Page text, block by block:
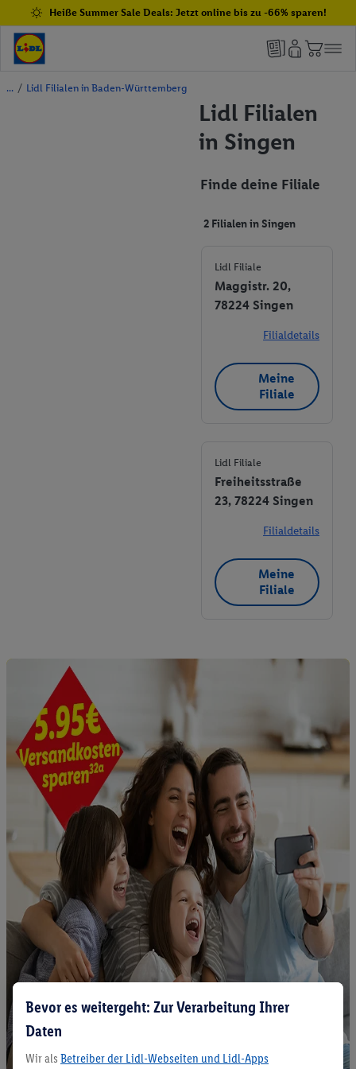
Heiße Summer Sale Deals: Jetzt online bis zu -66% sparen!
/ Lidl Filialen in Baden-Württemberg
Lidl Filialen
in Singen
Finde deine Filiale
2 Filialen in Singen
Lidl Filiale
Maggistr. 20,
78224 Singen
Filialdetails
Meine
Filiale
Lidl Filiale
Freiheitsstraße
23, 78224 Singen
Filialdetails
Meine
Filiale
Bevor es weitergeht: Zur Verarbeitung Ihrer
Daten
Wir als Betreiber der Lidl-Webseiten und Lidl-Apps